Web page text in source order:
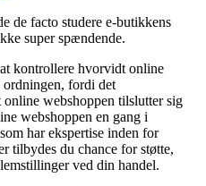
de facto studere e-butikkens
super spændende.
kontrollere hvorvidt online
fordi det
webshoppen tilslutter sig
webshoppen en gang i
har ekspertise inden for
tilbydes du chance for støtte,
ved din handel.